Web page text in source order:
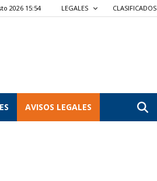
2026 15:55 LEGALES CLASIFICADOS
AVISOS LEGALES